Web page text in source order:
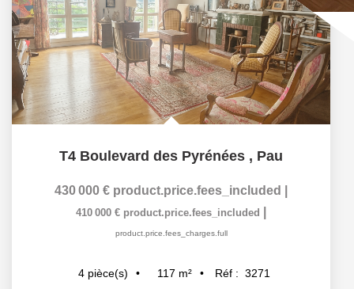
T4 Boulevard des Pyrénées , Pau
430 000 € product.price.fees_included
410 000 € product.price.fees_included
product.price.fees_charges.full
4 pièce(s) 117 m² Réf : 3271